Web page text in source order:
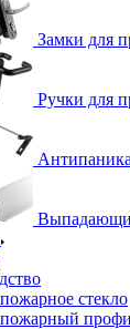
Замки для
Ручки для
Антипаника
стекло